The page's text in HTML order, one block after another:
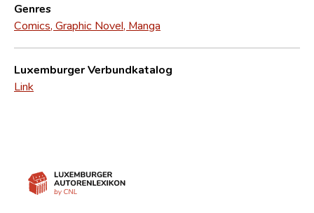
Genres
Comics, Graphic Novel, Manga
Luxemburger Verbundkatalog
Link